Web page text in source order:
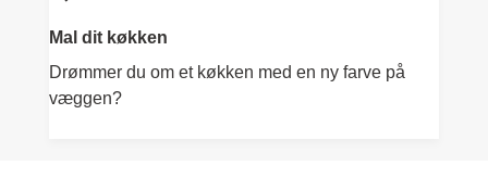
Mal dit køkken
Drømmer du om et køkken med en ny farve på
væggen?